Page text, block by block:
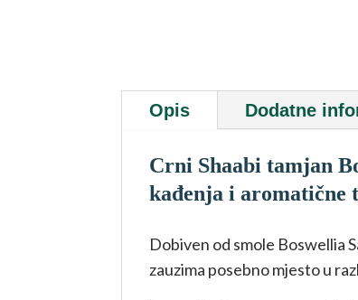
Opis Dodatne
Crni Shaabi tamjan
kađenja i aromatične
Dobiven od smole Boswellia
zauzima posebno mjesto u